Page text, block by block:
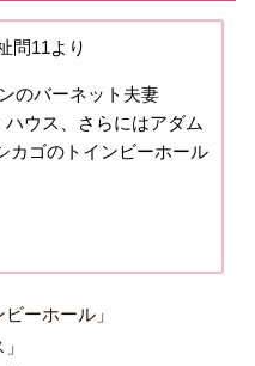
問11より
のバーネット夫妻
ハウス、さらにはアダム
カゴのトインビーホール
ーホール」